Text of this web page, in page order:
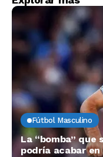
Fútbol Masculino
La “bomba” que
podría acabar en